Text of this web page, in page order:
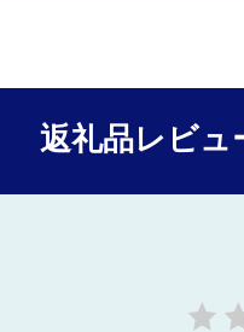
返礼品レビュ